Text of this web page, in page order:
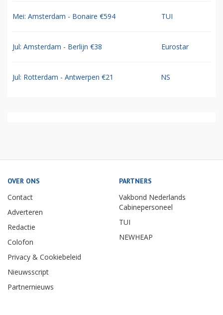
Mei: Amsterdam - Bonaire €594 TUI
Jul: Amsterdam - Berlijn €38 Eurostar
Jul: Rotterdam - Antwerpen €21 NS
OVER ONS
Contact
Adverteren
Redactie
Colofon
Privacy & Cookiebeleid
Nieuwsscript
Partnernieuws
PARTNERS
Vakbond Nederlands
Cabinepersoneel
TUI
NEWHEAP